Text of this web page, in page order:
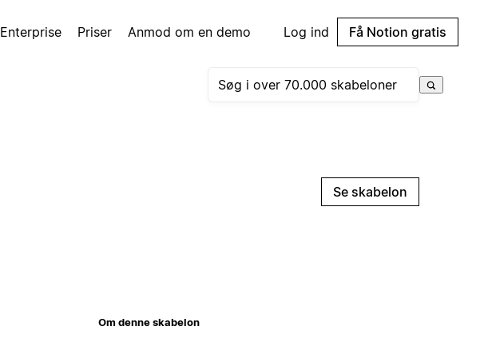
Enterprise Priser Anmod om en demo Log ind Få Notion gratis
Se skabelon
Om denne skabelon